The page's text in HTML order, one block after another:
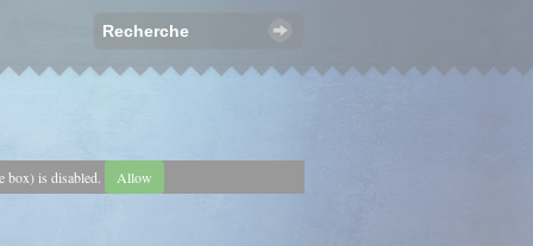
box) is disabled. Allow